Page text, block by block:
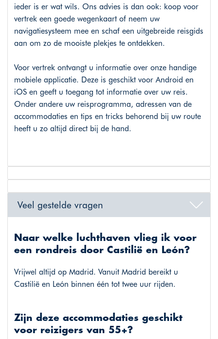
ieder is er wat wils. Ons advies is dan ook: koop voor
vertrek een goede wegenkaart of neem uw
navigatiesysteem mee en schaf een uitgebreide reisgids
aan om zo de mooiste plekjes te ontdekken.
Voor vertrek ontvangt u informatie over onze handige
mobiele applicatie. Deze is geschikt voor Android en
iOS en geeft u toegang tot informatie over uw reis.
Onder andere uw reisprogramma, adressen van de
accommodaties en tips en tricks behorend bij uw route
heeft u zo altijd direct bij de hand.
Veel gestelde vragen
Naar welke luchthaven vlieg ik voor
een rondreis door Castilië en León?
Vrijwel altijd op Madrid. Vanuit Madrid bereikt u
Castilië en León binnen één tot twee uur rijden.
Zijn deze accommodaties geschikt
voor reizigers van 55+?